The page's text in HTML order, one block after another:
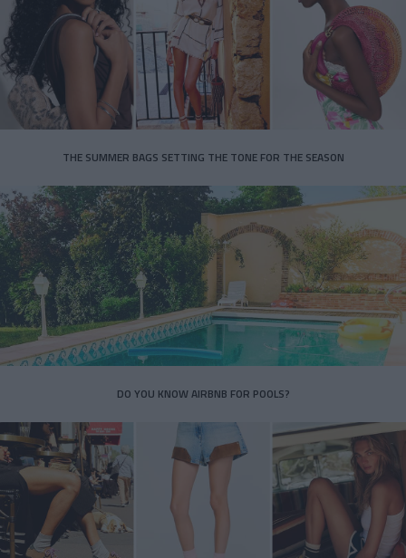
THE SUMMER BAGS SETTING THE TONE FOR THE SEASON
DO YOU KNOW AIRBNB FOR POOLS?